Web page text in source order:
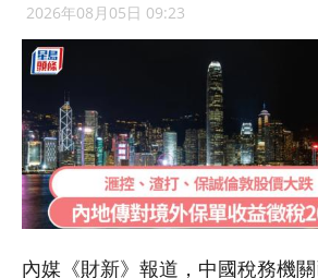
2026年08月05日 09:23
內媒《財新》報道，中國稅務機